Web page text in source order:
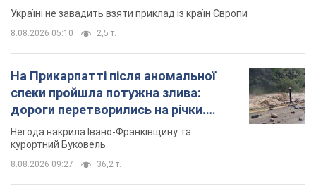
Жінці нарахували 729 тис. грн боргу
за газ через покази зіпсованого
8.08.2026 14:43